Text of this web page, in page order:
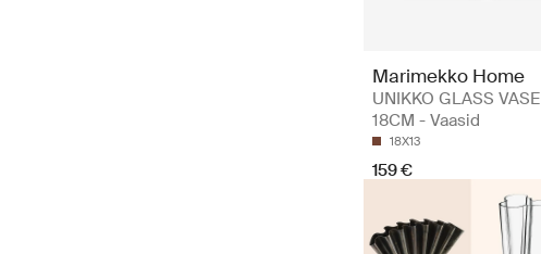
Marimekko Home
UNIKKO GLASS VASE
18CM - Vaasid
18X13
159 €